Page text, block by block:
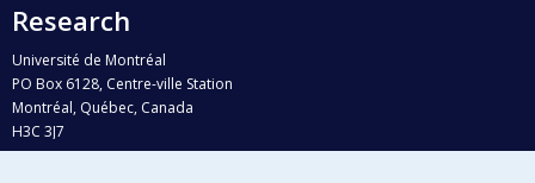
Research
Université de Montréal
PO Box 6128, Centre-ville Station
Montréal, Québec, Canada
H3C 3J7